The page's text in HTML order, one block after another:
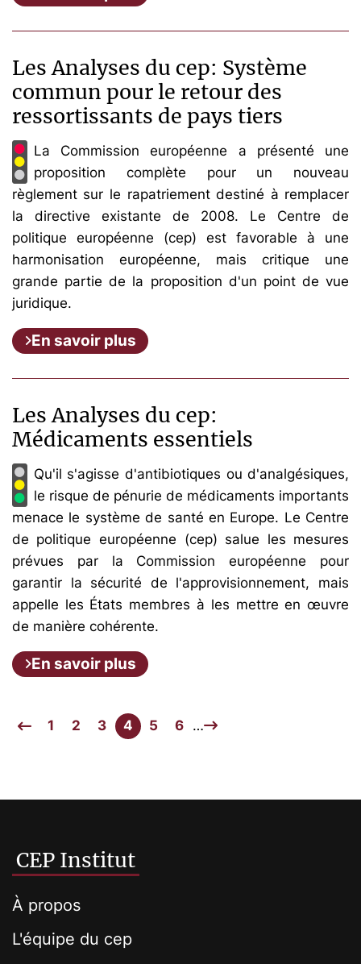
Les Analyses du cep: Système
commun pour le retour des
ressortissants de pays tiers
La Commission européenne a présenté une
proposition complète pour un nouveau
règlement sur le rapatriement destiné à remplacer
la directive existante de 2008. Le Centre de
politique européenne (cep) est favorable à une
harmonisation européenne, mais critique une
grande partie de la proposition d'un point de vue
juridique.
En savoir plus
Les Analyses du cep:
Médicaments essentiels
Qu'il s'agisse d'antibiotiques ou d'analgésiques,
le risque de pénurie de médicaments importants
menace le système de santé en Europe. Le Centre
de politique européenne (cep) salue les mesures
prévues par la Commission européenne pour
garantir la sécurité de l'approvisionnement, mais
appelle les États membres à les mettre en œuvre
de manière cohérente.
En savoir plus
1 2 3 4 5 6 …
CEP Institut
À propos
L'équipe du cep